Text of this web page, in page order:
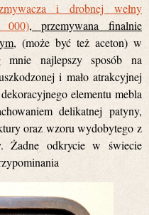
i drobnej wełny
000), przemywana finalnie
, (może być też aceton) w
mnie najlepszy sposób na
i mało atrakcyjnej
elementu mebla
delikatnej patyny,
oraz wzoru wydobytego z
Żadne odkrycie w świecie